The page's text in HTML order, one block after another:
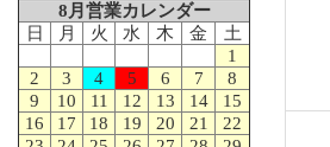
8月営業カレンダー
日
月 火 水 木 金
土
1
2
3 4 5 6 7
8
9
10 11 12 13 14
15
16
17 18 19 20 21
22